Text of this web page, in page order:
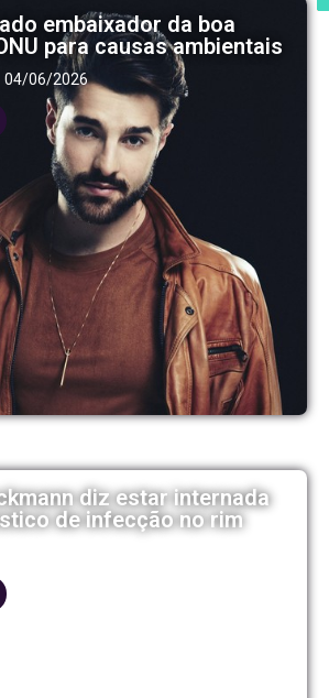
embaixador da boa
para causas ambientais
04/06/2026
diz estar internada
de infecção no rim